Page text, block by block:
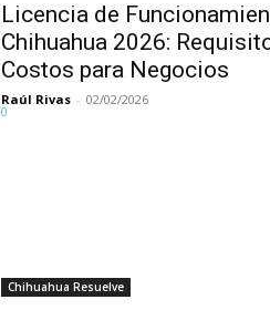
Licencia de
Chihuahua 2026:
Costos para Negocios
Raúl Rivas - 02/02/2026
0
Chihuahua Resuelve